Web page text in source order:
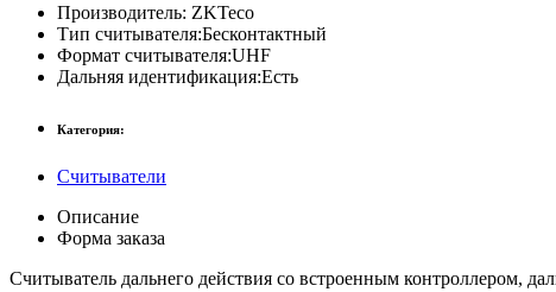
Производитель: ZKTeco
Тип считывателя:Бесконтактный
Формат считывателя:UHF
Дальняя идентификация:Есть
Категория:
Считыватели
Описание
Форма заказа
Считыватель дальнего действия со встроенным контроллером,